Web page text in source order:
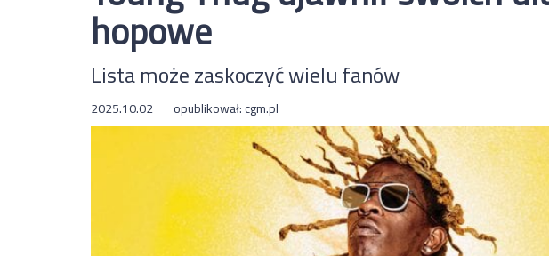
hopowe
Lista może zaskoczyć wielu fanów
2025.10.02 opublikował:cgm.pl